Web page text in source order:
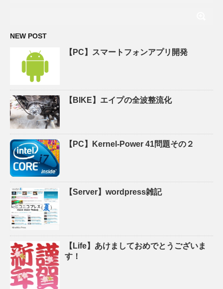
NEW POST
【PC】スマートフォンアプリ開発
【BIKE】エイプの全波整流化
【PC】Kernel-Power 41問題その２
【Server】wordpress雑記
【Life】あけましておめでとうございま
す！